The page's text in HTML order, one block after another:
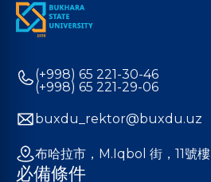
(+998) 65 221-30-46
(+998) 65 221-29-06
buxdu_rektor@buxdu.uz
布哈拉市，M.Iqbol 街，11號樓
必備條件